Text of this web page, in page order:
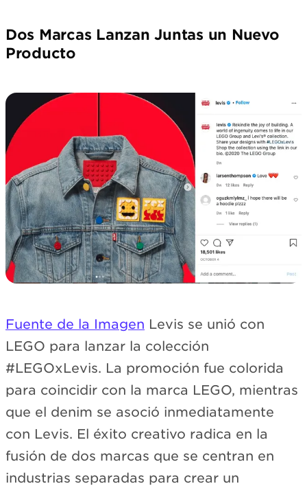
Dos Marcas Lanzan Juntas un Nuevo
Producto
Fuente de la Imagen Levis se unió con
LEGO para lanzar la colección
#LEGOxLevis. La promoción fue colorida
para coincidir con la marca LEGO, mientras
que el denim se asoció inmediatamente
con Levis. El éxito creativo radica en la
fusión de dos marcas que se centran en
industrias separadas para crear un